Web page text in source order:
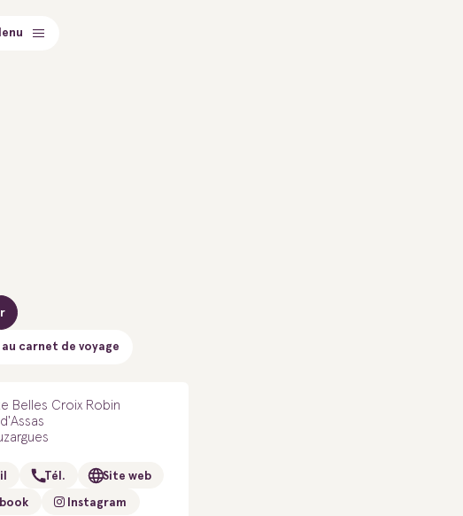
carnet de voyage
Belles Croix Robin
Tél. Site web
Instagram